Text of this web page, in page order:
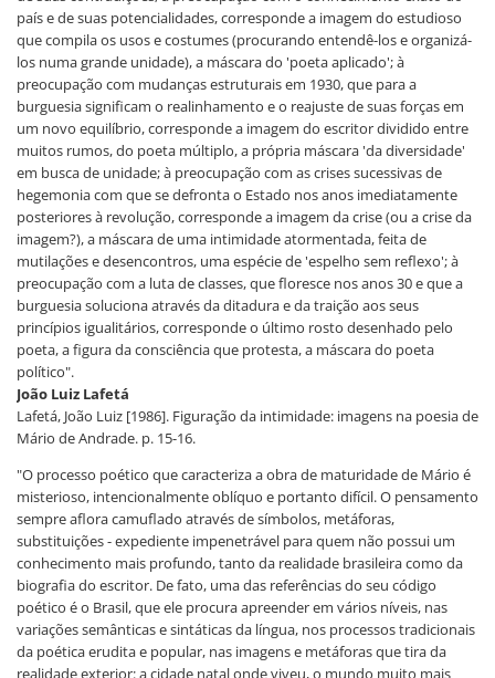
país e de suas potencialidades, corresponde a imagem do estudioso
que compila os usos e costumes (procurando entendê-los e organizá-
los numa grande unidade), a máscara do 'poeta aplicado'; à
preocupação com mudanças estruturais em 1930, que para a
burguesia significam o realinhamento e o reajuste de suas forças em
um novo equilíbrio, corresponde a imagem do escritor dividido entre
muitos rumos, do poeta múltiplo, a própria máscara 'da diversidade'
em busca de unidade; à preocupação com as crises sucessivas de
hegemonia com que se defronta o Estado nos anos imediatamente
posteriores à revolução, corresponde a imagem da crise (ou a crise da
imagem?), a máscara de uma intimidade atormentada, feita de
mutilações e desencontros, uma espécie de 'espelho sem reflexo'; à
preocupação com a luta de classes, que floresce nos anos 30 e que a
burguesia soluciona através da ditadura e da traição aos seus
princípios igualitários, corresponde o último rosto desenhado pelo
poeta, a figura da consciência que protesta, a máscara do poeta
político".
João Luiz Lafetá
Lafetá, João Luiz [1986]. Figuração da intimidade: imagens na poesia de
Mário de Andrade. p. 15-16.
"O processo poético que caracteriza a obra de maturidade de Mário é
misterioso, intencionalmente oblíquo e portanto difícil. O pensamento
sempre aflora camuflado através de símbolos, metáforas,
substituições - expediente impenetrável para quem não possui um
conhecimento mais profundo, tanto da realidade brasileira como da
biografia do escritor. De fato, uma das referências do seu código
poético é o Brasil, que ele procura apreender em vários níveis, nas
variações semânticas e sintáticas da língua, nos processos tradicionais
da poética erudita e popular, nas imagens e metáforas que tira da
realidade exterior: a cidade natal onde viveu, o mundo muito mais